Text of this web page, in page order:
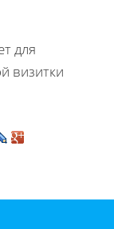
для
визитки